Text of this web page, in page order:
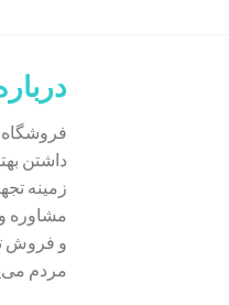
فروشگاه
داشتن
زمینه
مشاوره
و فروش
مردم